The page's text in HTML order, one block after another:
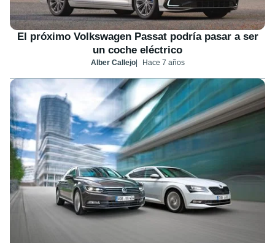
El próximo Volkswagen Passat podría pasar a ser
un coche eléctrico
Alber Callejo Hace 7 años